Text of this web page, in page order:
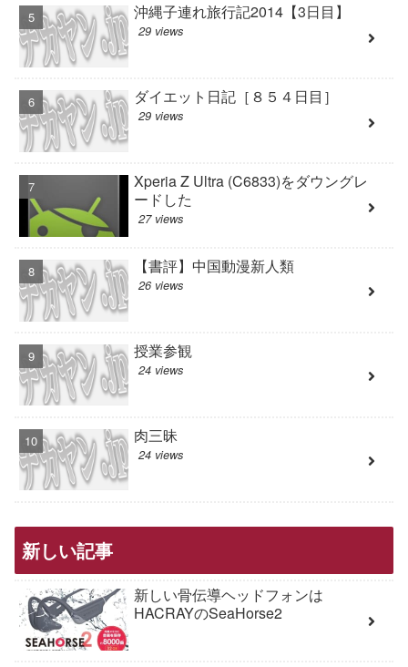
沖縄子連れ旅行記2014【3日目】
29 views
ダイエット日記［８５４日目］
29 views
Xperia Z Ultra (C6833)をダウングレ
ードした
27 views
【書評】中国動漫新人類
26 views
授業参観
24 views
肉三昧
24 views
新しい記事
新しい骨伝導ヘッドフォンは
HACRAYのSeaHorse2